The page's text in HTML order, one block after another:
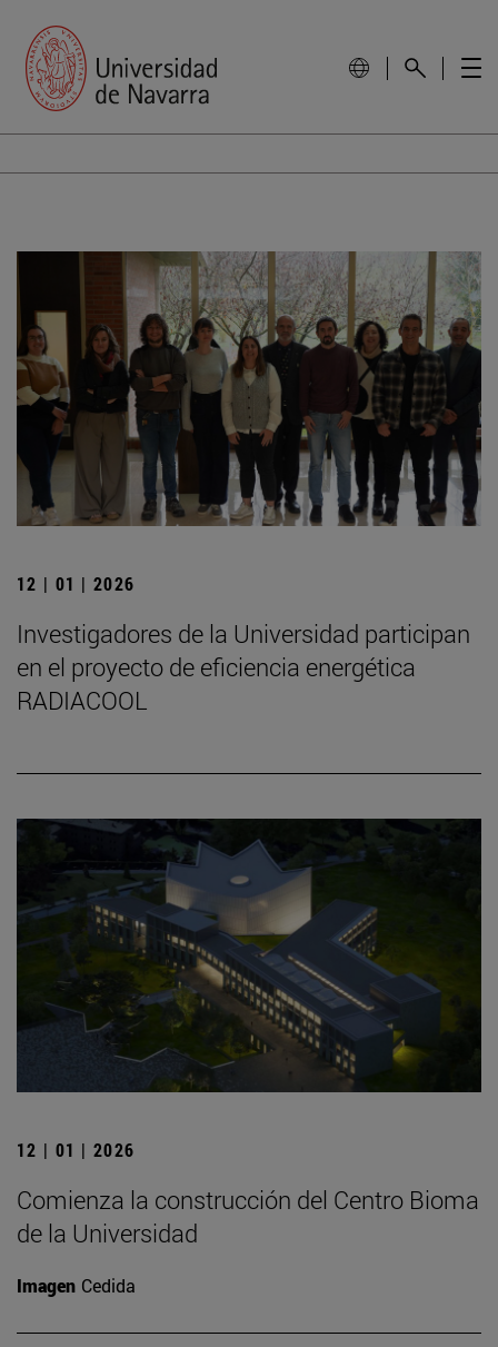
12 | 01 | 2026
Investigadores de la Universidad participan
en el proyecto de eficiencia energética
RADIACOOL
12 | 01 | 2026
Comienza la construcción del Centro Bioma
de la Universidad
Imagen Cedida